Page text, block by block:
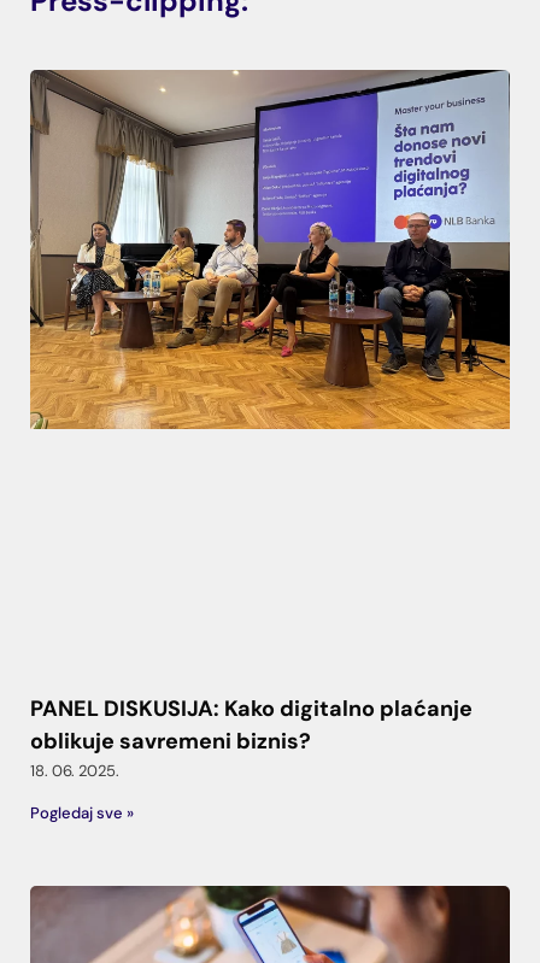
PANEL DISKUSIJA: Kako digitalno plaćanje
oblikuje savremeni biznis?
18. 06. 2025.
Pogledaj sve »